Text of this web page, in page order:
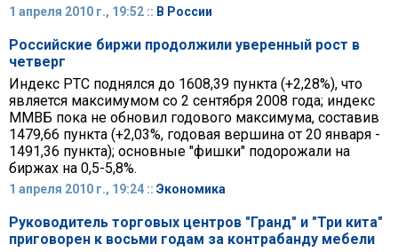
1 апреля 2010 г., 19:52 :: В России
Российские биржи продолжили уверенный рост в
четверг
Индекс РТС поднялся до 1608,39 пункта (+2,28%), что
является максимумом со 2 сентября 2008 года; индекс
ММВБ пока не обновил годового максимума, составив
1479,66 пункта (+2,03%, годовая вершина от 20 января -
1491,36 пункта); основные "фишки" подорожали на
биржах на 0,5-5,8%.
1 апреля 2010 г., 19:24 :: Экономика
Руководитель торговых центров "Гранд" и "Три кита"
приговорен к восьми годам за контрабанду мебели